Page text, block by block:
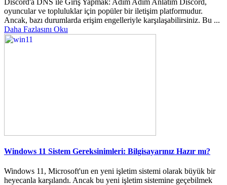
Discord'a DNS ile Giriş Yapmak: Adım Adım Anlatım Discord,
oyuncular ve topluluklar için popüler bir iletişim platformudur.
Ancak, bazı durumlarda erişim engelleriyle karşılaşabilirsiniz. Bu ...
Daha Fazlasını Oku
Windows 11 Sistem Gereksinimleri: Bilgisayarınız Hazır mı?
Windows 11, Microsoft'un en yeni işletim sistemi olarak büyük bir
heyecanla karşılandı. Ancak bu yeni işletim sistemine geçebilmek